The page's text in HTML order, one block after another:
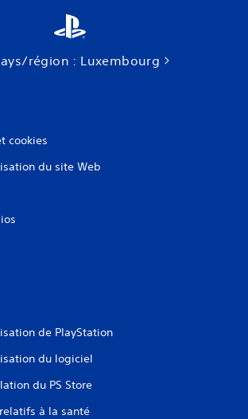
région : Luxembourg
cookies
du site Web
de PlayStation
du logiciel
du PS Store
à la santé